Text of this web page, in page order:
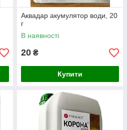
Аквадар акумулятор води, 20
г
В наявності
20 ₴
Купити